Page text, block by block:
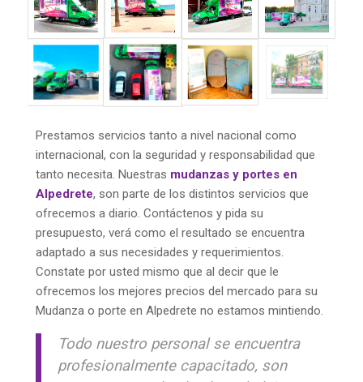
Prestamos servicios tanto a nivel nacional como
internacional, con la seguridad y responsabilidad que
tanto necesita. Nuestras mudanzas y portes en
Alpedrete, son parte de los distintos servicios que
ofrecemos a diario. Contáctenos y pida su
presupuesto, verá como el resultado se encuentra
adaptado a sus necesidades y requerimientos.
Constate por usted mismo que al decir que le
ofrecemos los mejores precios del mercado para su
Mudanza o porte en Alpedrete no estamos mintiendo.
Todo nuestro personal se encuentra
profesionalmente capacitado, son